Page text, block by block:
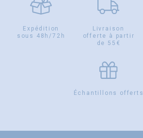
Expédition
sous 48h/72h
Livraison
offerte à partir
de 55€
Échantillons offerts